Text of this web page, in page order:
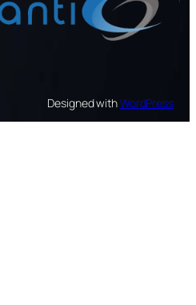
Designed withWordPress